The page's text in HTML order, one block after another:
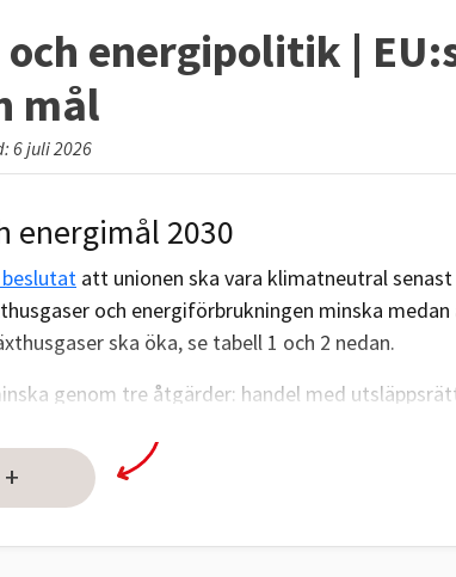
energipolitik |
mål
6 juli 2026
energimål 2030
att unionen ska vara klimatneutral
och energiförbrukningen minska
ska öka, se tabell 1 och 2 nedan.
genom tre åtgärder: handel med
genom handel med utsläppsrätter (ETS) är
för medlemsländerna. Men det finns två
+